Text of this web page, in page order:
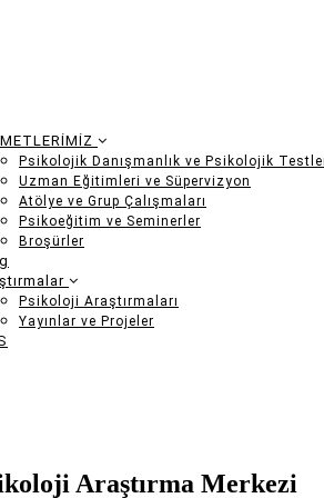
Psikolojik Danışmanlık ve Psikolojik
Uzman Eğitimleri ve Süpervizyon
Atölye ve Grup Çalışmaları
Psikoeğitim ve Seminerler
Broşürler
Psikoloji Araştırmaları
Yayınlar ve Projeler
Araştırma Merkezi